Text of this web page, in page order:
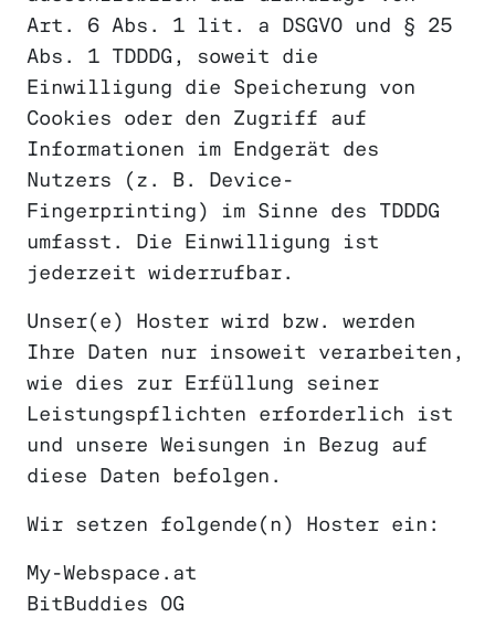
Art. 6 Abs. 1 lit. a DSGVO und § 25
Abs. 1 TDDDG, soweit die
Einwilligung die Speicherung von
Cookies oder den Zugriff auf
Informationen im Endgerät des
Nutzers (z. B. Device-
Fingerprinting) im Sinne des TDDDG
umfasst. Die Einwilligung ist
jederzeit widerrufbar.
Unser(e) Hoster wird bzw. werden
Ihre Daten nur insoweit verarbeiten,
wie dies zur Erfüllung seiner
Leistungspflichten erforderlich ist
und unsere Weisungen in Bezug auf
diese Daten befolgen.
Wir setzen folgende(n) Hoster ein:
My-Webspace.at
BitBuddies OG